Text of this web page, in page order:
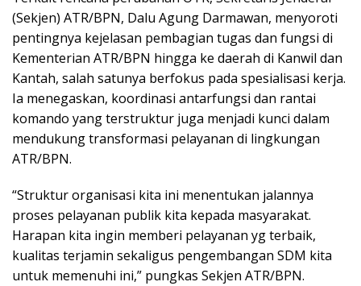
(Sekjen) ATR/BPN, Dalu Agung Darmawan, menyoroti
pentingnya kejelasan pembagian tugas dan fungsi di
Kementerian ATR/BPN hingga ke daerah di Kanwil dan
Kantah, salah satunya berfokus pada spesialisasi kerja.
Ia menegaskan, koordinasi antarfungsi dan rantai
komando yang terstruktur juga menjadi kunci dalam
mendukung transformasi pelayanan di lingkungan
ATR/BPN.
“Struktur organisasi kita ini menentukan jalannya
proses pelayanan publik kita kepada masyarakat.
Harapan kita ingin memberi pelayanan yg terbaik,
kualitas terjamin sekaligus pengembangan SDM kita
untuk memenuhi ini,” pungkas Sekjen ATR/BPN.